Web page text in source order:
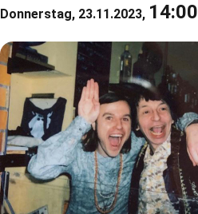
Donnerstag, 23.11.2023, 14:00